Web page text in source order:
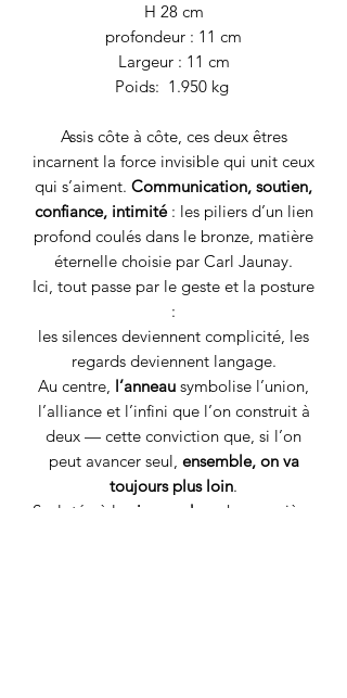
H 28 cm
profondeur : 11 cm
Largeur : 11 cm
Poids: 1.950 kg
Assis côte à côte, ces deux êtres
incarnent la force invisible qui unit ceux
qui s’aiment. Communication, soutien,
confiance, intimité: les piliers d’un lien
profond coulés dans le bronze, matière
éternelle choisie par Carl Jaunay.
Ici, tout passe par le geste et la posture
:
les silences deviennent complicité, les
regards deviennent langage.
Au centre, l’anneau symbolise l’union,
l’alliance et l’infini que l’on construit à
deux — cette conviction que, si l’on
peut avancer seul, ensemble, on va
toujours plus loin.
Sculptée à la
cire perdue
, chaque pièce